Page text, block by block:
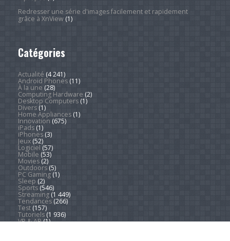
Redresser une série d'images facilement et rapidement
grâce à XnView(1)
Catégories
Actualité (4 241)
Android Phones(11)
À la une (28)
Computing Hardware (2)
Desktop Computers(1)
Divers(1)
Home Appliances(1)
Innovation (675)
iPads(1)
iPhones(3)
Jeux(52)
Logiciel (57)
Mobile (53)
Movies(2)
Outdoors(5)
PC Gaming(1)
Sleep (2)
Sports(546)
Streaming(1 449)
Tendances(266)
Test(157)
Tutoriels(1 936)
VR & AR(1)